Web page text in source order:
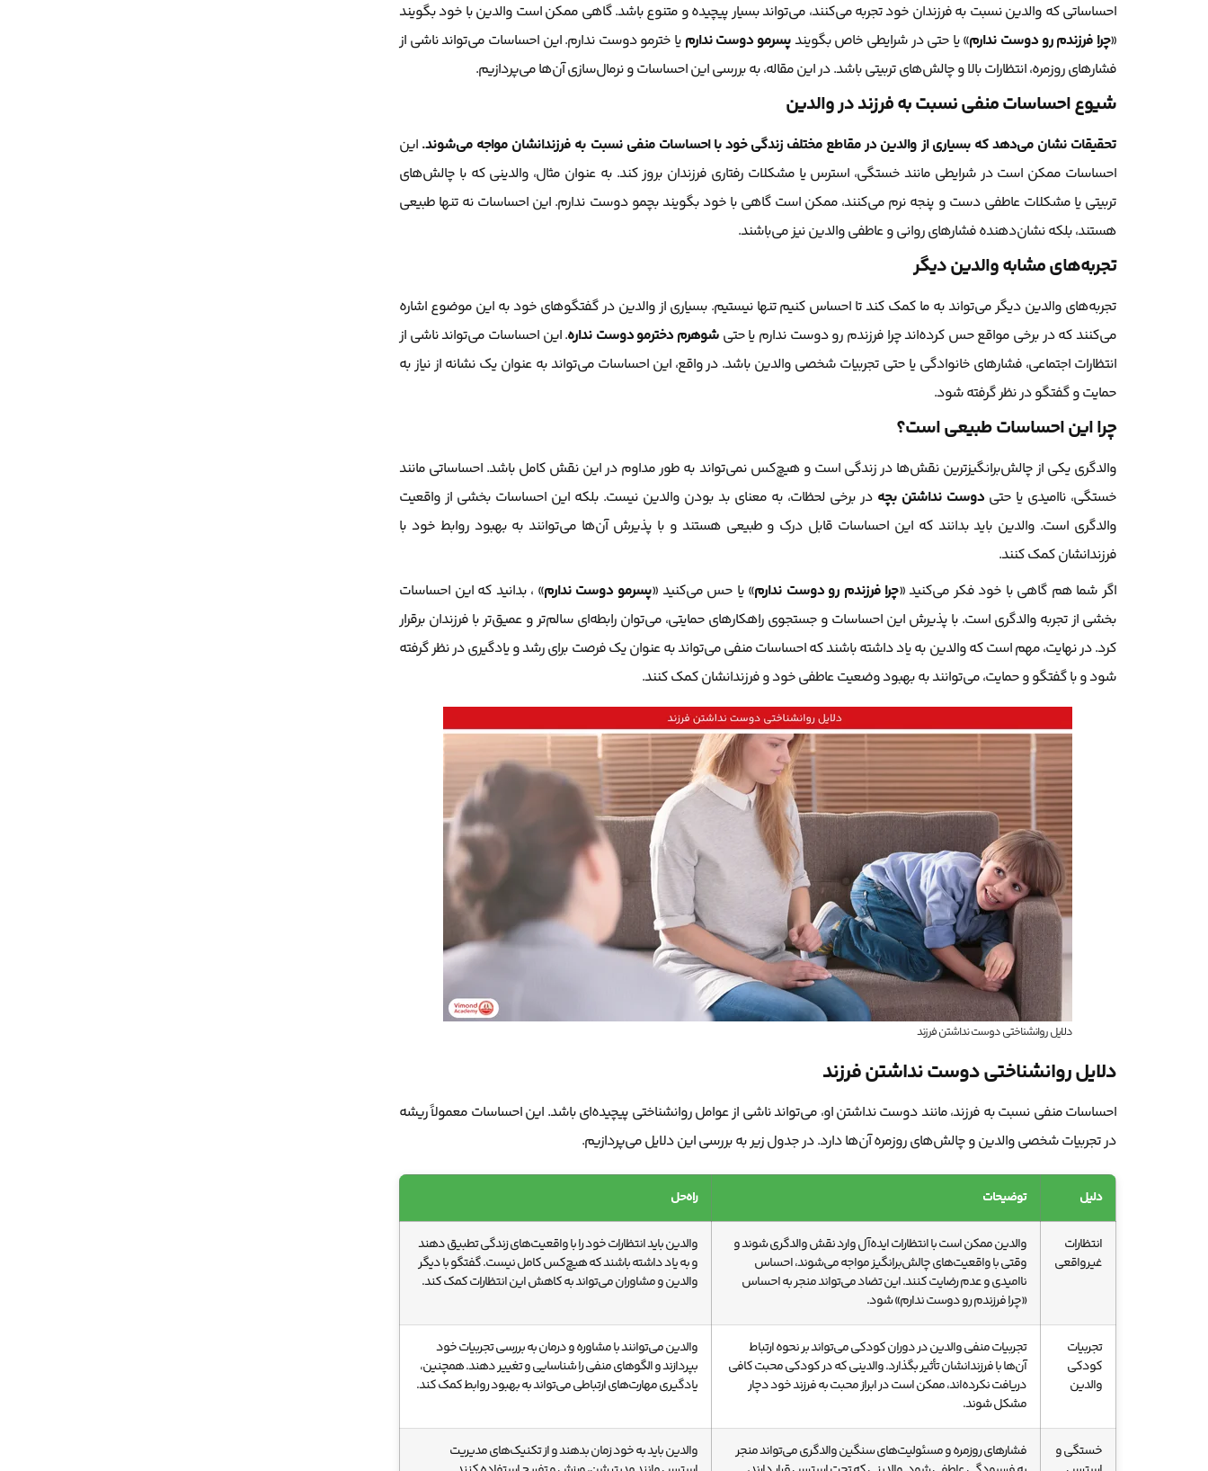
احساساتی که والدین نسبت به فرزندان خود تجربه می‌کنند، می‌تواند بسیار پیچیده و متنوع باشد. گاهی ممکن است والدین با خود بگویند
«چرا فرزندم رو دوست ندارم» یا حتی در شرایطی خاص بگویند پسرمو دوست ندارم یا خترمو دوست ندارم. این احساسات می‌تواند ناشی از
فشارهای روزمره، انتظارات بالا و چالش‌های تربیتی باشد. در این مقاله، به بررسی این احساسات و نرمال‌سازی آن‌ها می‌پردازیم.
شیوع احساسات منفی نسبت به فرزند در والدین
تحقیقات نشان می‌دهد که بسیاری از والدین در مقاطع مختلف زندگی خود با احساسات منفی نسبت به فرزندانشان مواجه می‌شوند. این
احساسات ممکن است در شرایطی مانند خستگی، استرس یا مشکلات رفتاری فرزندان بروز کند. به عنوان مثال، والدینی که با چالش‌های
تربیتی یا مشکلات عاطفی دست و پنجه نرم می‌کنند، ممکن است گاهی با خود بگویند بچمو دوست ندارم. این احساسات نه تنها طبیعی
هستند، بلکه نشان‌دهنده فشارهای روانی و عاطفی والدین نیز می‌باشند.
تجربه‌های مشابه والدین دیگر
تجربه‌های والدین دیگر می‌تواند به ما کمک کند تا احساس کنیم تنها نیستیم. بسیاری از والدین در گفتگوهای خود به این موضوع اشاره
می‌کنند که در برخی مواقع حس کرده‌اند چرا فرزندم رو دوست ندارم یا حتی شوهرم دخترمو دوست نداره. این احساسات می‌تواند ناشی از
انتظارات اجتماعی، فشارهای خانوادگی یا حتی تجربیات شخصی والدین باشد. در واقع، این احساسات می‌تواند به عنوان یک نشانه از نیاز به
حمایت و گفتگو در نظر گرفته شود.
چرا این احساسات طبیعی است؟
والدگری یکی از چالش‌برانگیزترین نقش‌ها در زندگی است و هیچ‌کس نمی‌تواند به طور مداوم در این نقش کامل باشد. احساساتی مانند
خستگی، ناامیدی یا حتیدوست نداشتن بچه در برخی لحظات، به معنای بد بودن والدین نیست. بلکه این احساسات بخشی از واقعیت
والدگری است. والدین باید بدانند که این احساسات قابل درک و طبیعی هستند و با پذیرش آن‌ها می‌توانند به بهبود روابط خود با
فرزندانشان کمک کنند.
اگر شما هم گاهی با خود فکر می‌کنید «چرا فرزندم رو دوست ندارم» یا حس می‌کنید «پسرمو دوست ندارم» ، بدانید که این احساسات
بخشی از تجربه والدگری است. با پذیرش این احساسات و جستجوی راهکارهای حمایتی، می‌توان رابطه‌ای سالم‌تر و عمیق‌تر با فرزندان برقرار
کرد. در نهایت، مهم است که والدین به یاد داشته باشند که احساسات منفی می‌تواند به عنوان یک فرصت برای رشد و یادگیری در نظر گرفته
شود و با گفتگو و حمایت، می‌توانند به بهبود وضعیت عاطفی خود و فرزندانشان کمک کنند.
دلایل روانشناختی دوست نداشتن فرزند
دلایل روانشناختی دوست نداشتن فرزند
احساسات منفی نسبت به فرزند، مانند دوست نداشتن او، می‌تواند ناشی از عوامل روانشناختی پیچیده‌ای باشد. این احساسات معمولاً ریشه
در تجربیات شخصی والدین و چالش‌های روزمره آن‌ها دارد. در جدول زیر به بررسی این دلایل می‌پردازیم.
دلیل توضیحات راه‌حل
انتظارات
غیرواقعی
والدین ممکن است با انتظارات ایده‌آل وارد نقش والدگری شوند و
وقتی با واقعیت‌های چالش‌برانگیز مواجه می‌شوند، احساس
ناامیدی و عدم رضایت کنند. این تضاد می‌تواند منجر به احساس
«چرا فرزندم رو دوست ندارم» شود.
والدین باید انتظارات خود را با واقعیت‌های زندگی تطبیق دهند
و به یاد داشته باشند که هیچ‌کس کامل نیست. گفتگو با دیگر
والدین و مشاوران می‌تواند به کاهش این انتظارات کمک کند.
تجربیات
کودکی
والدین
تجربیات منفی والدین در دوران کودکی می‌تواند بر نحوه ارتباط
آن‌ها با فرزندانشان تأثیر بگذارد. والدینی که در کودکی محبت کافی
دریافت نکرده‌اند، ممکن است در ابراز محبت به فرزند خود دچار
مشکل شوند.
والدین می‌توانند با مشاوره و درمان به بررسی تجربیات خود
بپردازند و الگوهای منفی را شناسایی و تغییر دهند. همچنین،
یادگیری مهارت‌های ارتباطی می‌تواند به بهبود روابط کمک کند.
خستگی و
فشارهای روزمره و مسئولیت‌های سنگین والدگری می‌تواند منجر
والدین باید به خود زمان بدهند و از تکنیک‌های مدیریت